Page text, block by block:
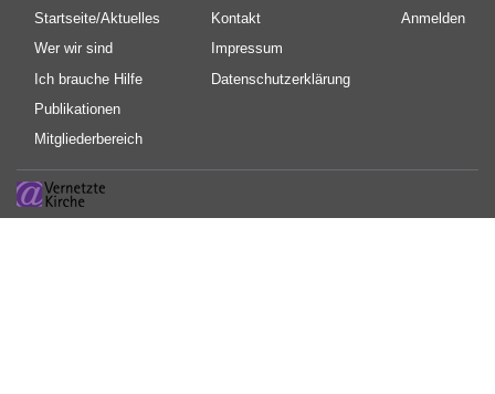
Hauptnavigation
Startseite/Aktuelles
Wer wir sind
Ich brauche Hilfe
Publikationen
Mitgliederbereich
Fußbereichsmenü
Kontakt
Impressum
Datenschutzerklärung
Anmelden